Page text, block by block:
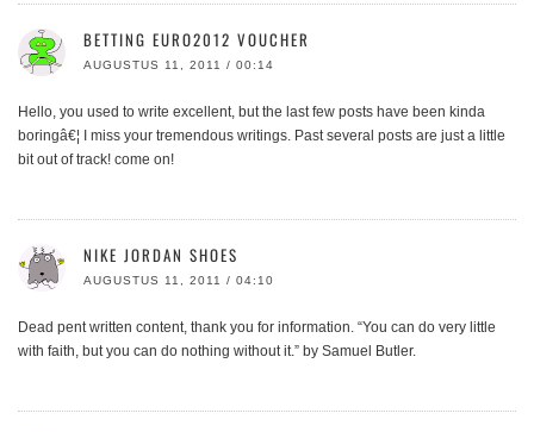
BETTING EURO2012 VOUCHER
AUGUSTUS 11, 2011 / 00:14
Hello, you used to write excellent, but the last few posts have been kinda
boringâ€¦ I miss your tremendous writings. Past several posts are just a little
bit out of track! come on!
NIKE JORDAN SHOES
AUGUSTUS 11, 2011 / 04:10
Dead pent written content, thank you for information. “You can do very little
with faith, but you can do nothing without it.” by Samuel Butler.